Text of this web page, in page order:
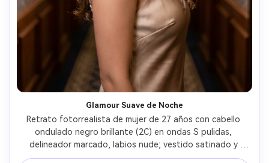
Glamour Suave de Noche
Retrato fotorrealista de mujer de 27 años con cabello
ondulado negro brillante (2C) en ondas S pulidas,
delineador marcado, labios nude; vestido satinado y
pendientes de araña; pasillo de hotel lujoso con apliques